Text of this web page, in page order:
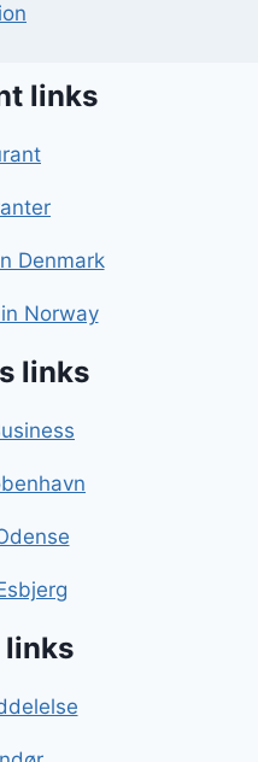
links
Denmark
Norway
links